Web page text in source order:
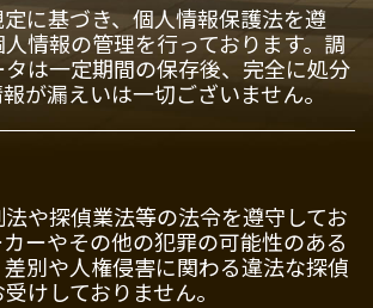
に基づき、個人情報保護法を遵
情報の管理を行っております。調
は一定期間の保存後、完全に処分
が漏えいは一切ございません。
や探偵業法等の法令を遵守してお
ーやその他の犯罪の可能性のある
別や人権侵害に関わる違法な探偵
けしておりません。